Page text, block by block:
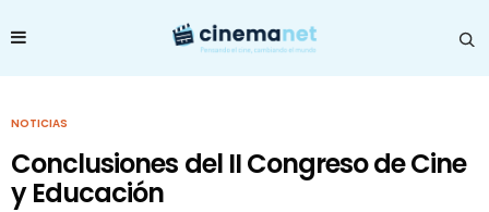
NOTICIAS
Conclusiones del II Congreso de Cine
y Educación